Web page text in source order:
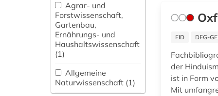
Agrar- und
Forstwissenschaft,
Gartenbau,
Ernährungs- und
Haushaltswissenschaft
(1)
Allgemeine
Naturwissenschaft (1)
FID DFG-
der
ist in Form
Mit